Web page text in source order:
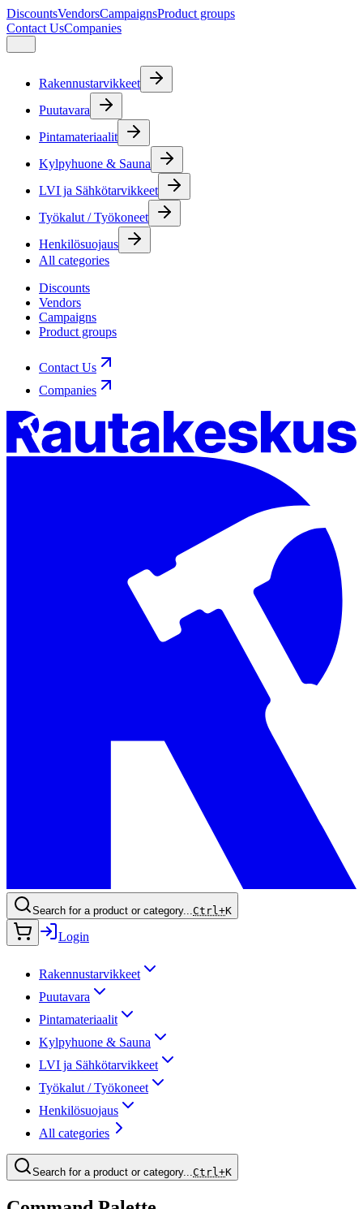
DiscountsVendorsCampaignsProduct groups
Contact UsCompanies
Rakennustarvikkeet
Puutavara
Pintamateriaalit
Kylpyhuone & Sauna
LVI ja Sähkötarvikkeet
Työkalut / Työkoneet
Henkilösuojaus
All categories
Discounts
Vendors
Campaigns
Product groups
Contact Us
Companies
Search for a product or category...Ctrl+K
Login
Rakennustarvikkeet
Puutavara
Pintamateriaalit
Kylpyhuone & Sauna
LVI ja Sähkötarvikkeet
Työkalut / Työkoneet
Henkilösuojaus
All categories
Search for a product or category...Ctrl+K